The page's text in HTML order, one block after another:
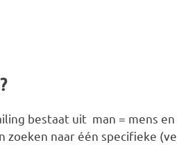
bestaat uit man = mens
zoeken naar één specifieke